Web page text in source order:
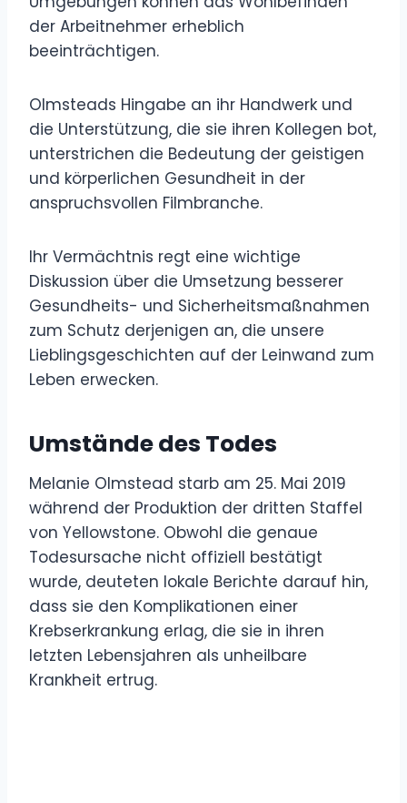
der Arbeitnehmer erheblich
beeinträchtigen.
Olmsteads Hingabe an ihr Handwerk und
die Unterstützung, die sie ihren Kollegen bot,
unterstrichen die Bedeutung der geistigen
und körperlichen Gesundheit in der
anspruchsvollen Filmbranche.
Ihr Vermächtnis regt eine wichtige
Diskussion über die Umsetzung besserer
Gesundheits- und Sicherheitsmaßnahmen
zum Schutz derjenigen an, die unsere
Lieblingsgeschichten auf der Leinwand zum
Leben erwecken.
Umstände des Todes
Melanie Olmstead starb am 25. Mai 2019
während der Produktion der dritten Staffel
von Yellowstone. Obwohl die genaue
Todesursache nicht offiziell bestätigt
wurde, deuteten lokale Berichte darauf hin,
dass sie den Komplikationen einer
Krebserkrankung erlag, die sie in ihren
letzten Lebensjahren als unheilbare
Krankheit ertrug.